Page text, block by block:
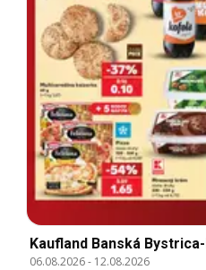
Kaufland Banská
06.08.2026- 12.08.2026